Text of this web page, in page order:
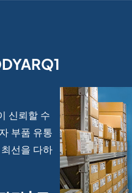
신뢰할 수
부품 유통
선을 다하